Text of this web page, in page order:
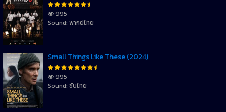
995
Sound: พากย์ไทย
Small Things Like These (2024)
995
Sound: ซับไทย